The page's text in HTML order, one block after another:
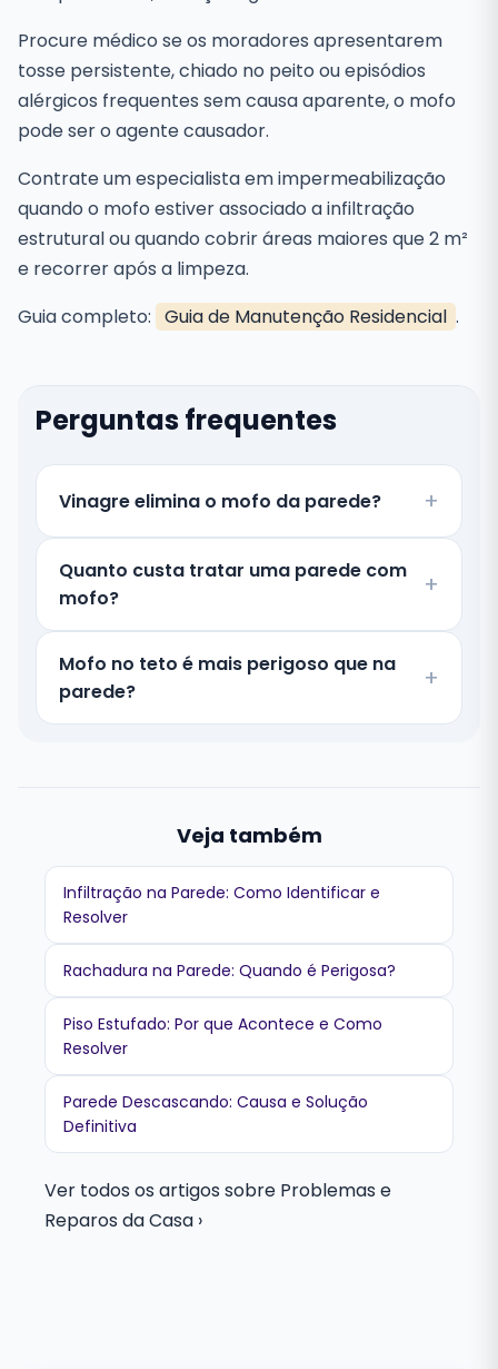
Procure médico se os moradores apresentarem
tosse persistente, chiado no peito ou episódios
alérgicos frequentes sem causa aparente, o mofo
pode ser o agente causador.
Contrate um especialista em impermeabilização
quando o mofo estiver associado a infiltração
estrutural ou quando cobrir áreas maiores que 2 m²
e recorrer após a limpeza.
Guia completo: Guia de Manutenção Residencial .
Perguntas frequentes
Vinagre elimina o mofo da parede?
Quanto custa tratar uma parede com
mofo?
Mofo no teto é mais perigoso que na
parede?
Veja também
Infiltração na Parede: Como Identificar e
Resolver
Rachadura na Parede: Quando é Perigosa?
Piso Estufado: Por que Acontece e Como
Resolver
Parede Descascando: Causa e Solução
Definitiva
Ver todos os artigos sobre Problemas e
Reparos da Casa ›